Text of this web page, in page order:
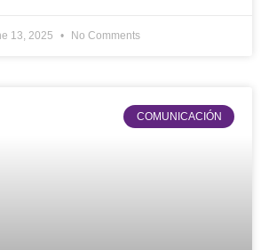
13, 2025 No Comments
COMUNICACIÓN